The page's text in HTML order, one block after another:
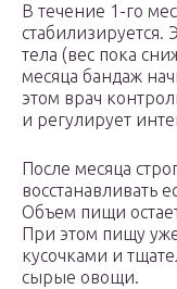
В течение 1-го
стабилизируется.
тела (вес пока
месяца бандаж
этом врач
и регулирует
После месяца
восстанавливать
Объем пищи
При этом пищу
кусочками и
сырые овощи.